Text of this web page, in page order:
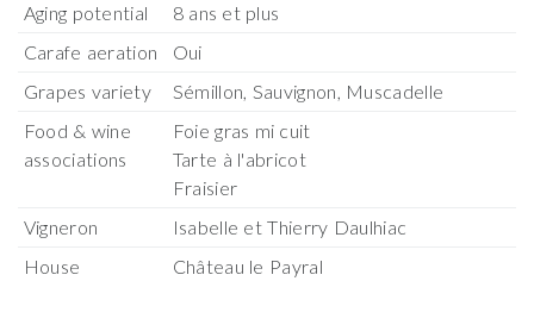
Aging potential
8 ans et plus
Carafe aeration
Oui
Grapes variety
Sémillon, Sauvignon, Muscadelle
Food & wine
associations
Foie gras mi cuit
Tarte à l'abricot
Fraisier
Vigneron
Isabelle et Thierry Daulhiac
House
Château le Payral